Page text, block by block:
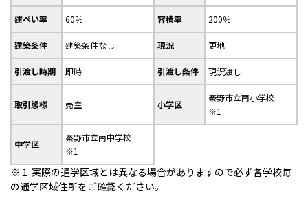
建ぺい率 60％ 容積率 200％
建築条件 建築条件なし 現況 更地
引渡し時期 即時 引渡し条件 現況渡し
取引態様 売主 小学区
秦野市立南小学校
※1
中学区
秦野市立南中学校
※1
※１ 実際の通学区域とは異なる場合がありますので必ず各学校毎
の通学区域住所をご確認ください。